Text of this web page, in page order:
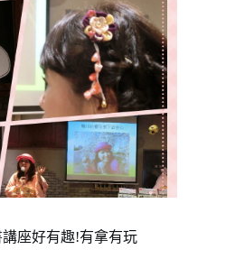
座好有趣!有拿有玩